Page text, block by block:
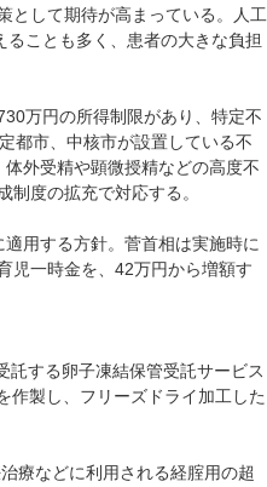
として期待が高まっている。人工
ことも多く、患者の大きな負担
万円の所得制限があり、特定不
都市、中核市が設置している不
外受精や顕微授精などの高度不
度の拡充で対応する。
用する方針。菅首相は実施時に
児一時金を、42万円から増額す
託する卵子凍結保管受託サービス
作製し、フリーズドライ加工した
療などに利用される経腟用の超